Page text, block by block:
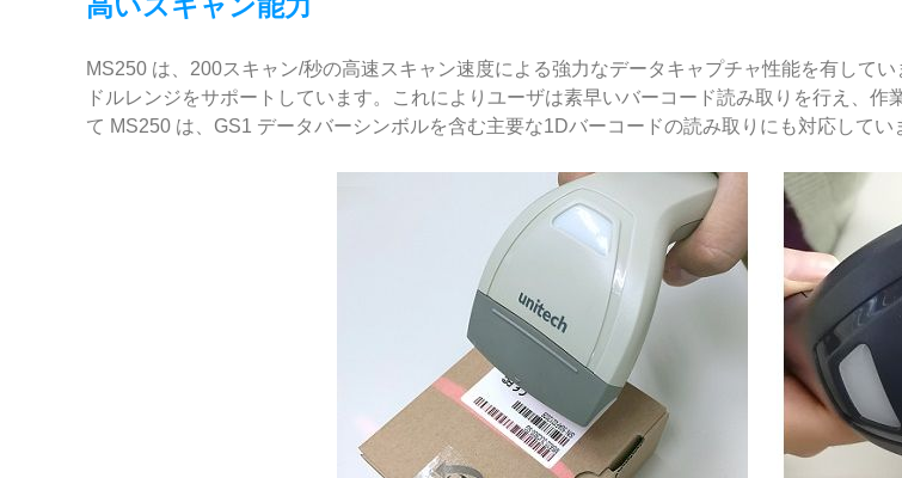
高いスキャン能力
MS250 は、200スキャン/秒の高速スキャン速度による強力なデータキャプチャ性能を有して
ドルレンジをサポートしています。これによりユーザは素早いバーコード読み取りを行え、
て MS250 は、GS1 データバーシンボルを含む主要な1Dバーコードの読み取りにも対応してい